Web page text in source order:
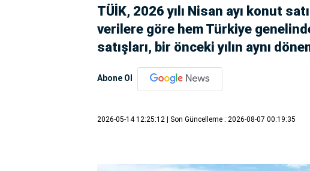
TÜİK, 2026 yılı Nisan ayı konut
verilere göre hem Türkiye
satışları, bir önceki yılın aynı
Abone Ol
2026-05-14 12:25:12 | Son Güncelleme : 2026-08-07 00:19:35